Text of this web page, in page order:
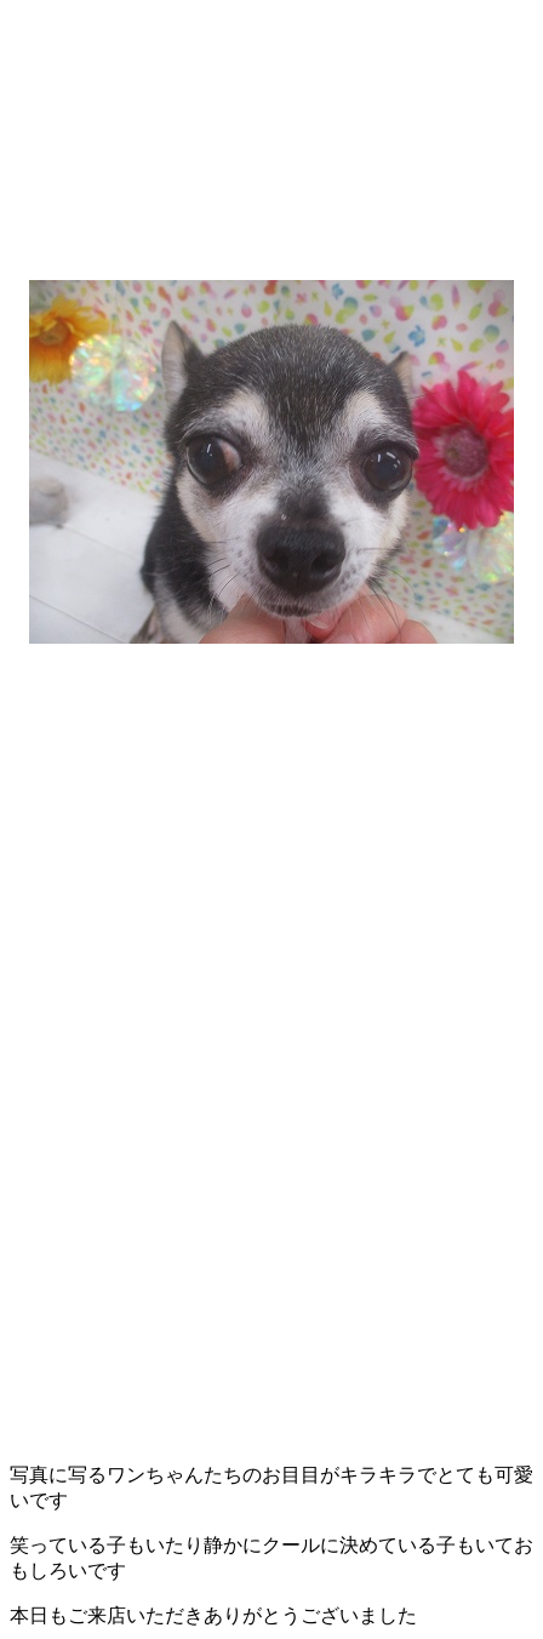
写真に写るワンちゃんたちのお目目がキラキラでとても可愛
いです
笑っている子もいたり静かにクールに決めている子もいてお
もしろいです
本日もご来店いただきありがとうございました